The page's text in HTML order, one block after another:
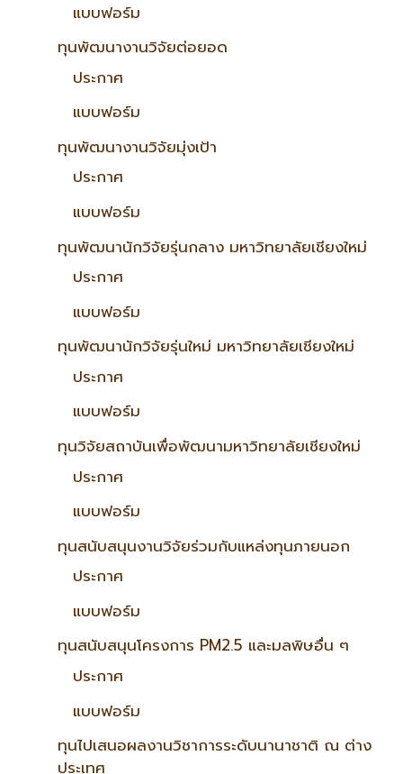
แบบฟอร์ม
ทุนพัฒนางานวิจัยต่อยอด
ประกาศ
แบบฟอร์ม
ทุนพัฒนางานวิจัยมุ่งเป้า
ประกาศ
แบบฟอร์ม
ทุนพัฒนานักวิจัยรุ่นกลาง มหาวิทยาลัยเชียงใหม่
ประกาศ
แบบฟอร์ม
ทุนพัฒนานักวิจัยรุ่นใหม่ มหาวิทยาลัยเชียงใหม่
ประกาศ
แบบฟอร์ม
ทุนวิจัยสถาบันเพื่อพัฒนามหาวิทยาลัยเชียงใหม่
ประกาศ
แบบฟอร์ม
ทุนสนับสนุนงานวิจัยร่วมกับแหล่งทุนภายนอก
ประกาศ
แบบฟอร์ม
ทุนสนับสนุนโครงการ PM2.5 และมลพิษอื่น ๆ
ประกาศ
แบบฟอร์ม
ทุนไปเสนอผลงานวิชาการระดับนานาชาติ ณ ต่าง
ประเทศ